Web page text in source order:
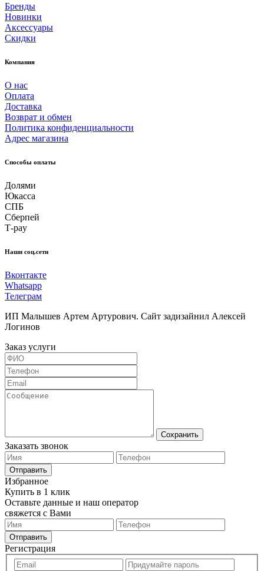
Бренды
Новинки
Аксессуары
Скидки
Компания
О нас
Оплата
Доставка
Возврат и обмен
Политика конфиденциальности
Адрес магазина
Способы оплаты
Долями
Юкасса
СПБ
Сберпей
Т-pay
Наши соц.сети
Вконтакте
Whatsapp
Телеграм
ИП Малышев Артем Артурович. Сайт задизайнил Алексей
Логинов
Заказ услуги
Сохранить
Заказать звонок
Отправить
Избранное
Купить в 1 клик
Оставьте данные и наш оператор
свяжется с Вами
Отправить
Регистрация